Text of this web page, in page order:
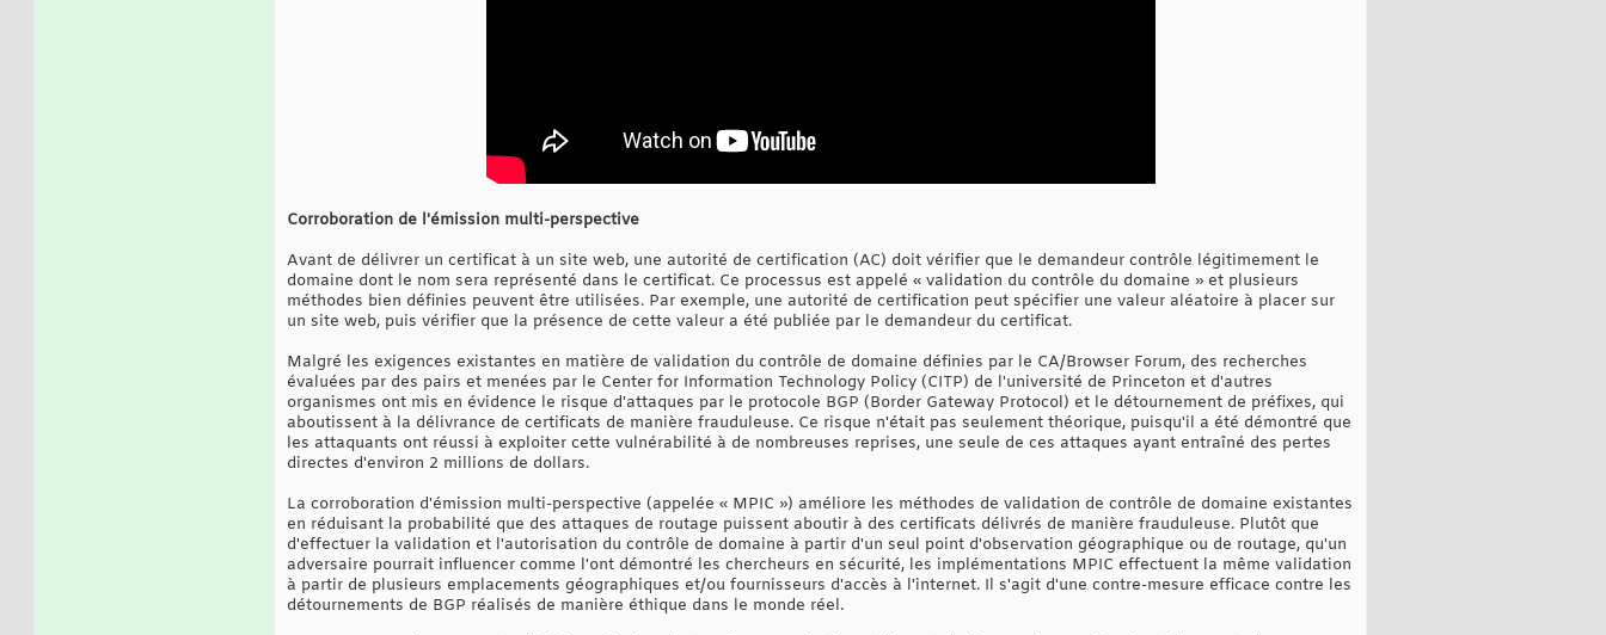
Corroboration de l'émission multi-perspective
Avant de délivrer un certificat à un site web, une autorité de certification (AC) doit vérifier que le demandeur contrôle légitimement le
domaine dont le nom sera représenté dans le certificat. Ce processus est appelé « validation du contrôle du domaine » et plusieurs
méthodes bien définies peuvent être utilisées. Par exemple, une autorité de certification peut spécifier une valeur aléatoire à placer sur
un site web, puis vérifier que la présence de cette valeur a été publiée par le demandeur du certificat.
Malgré les exigences existantes en matière de validation du contrôle de domaine définies par le CA/Browser Forum, des recherches
évaluées par des pairs et menées par le Center for Information Technology Policy (CITP) de l'université de Princeton et d'autres
organismes ont mis en évidence le risque d'attaques par le protocole BGP (Border Gateway Protocol) et le détournement de préfixes, qui
aboutissent à la délivrance de certificats de manière frauduleuse. Ce risque n'était pas seulement théorique, puisqu'il a été démontré que
les attaquants ont réussi à exploiter cette vulnérabilité à de nombreuses reprises, une seule de ces attaques ayant entraîné des pertes
directes d'environ 2 millions de dollars.
La corroboration d'émission multi-perspective (appelée « MPIC ») améliore les méthodes de validation de contrôle de domaine existantes
en réduisant la probabilité que des attaques de routage puissent aboutir à des certificats délivrés de manière frauduleuse. Plutôt que
d'effectuer la validation et l'autorisation du contrôle de domaine à partir d'un seul point d'observation géographique ou de routage, qu'un
adversaire pourrait influencer comme l'ont démontré les chercheurs en sécurité, les implémentations MPIC effectuent la même validation
à partir de plusieurs emplacements géographiques et/ou fournisseurs d'accès à l'internet. Il s'agit d'une contre-mesure efficace contre les
détournements de BGP réalisés de manière éthique dans le monde réel.